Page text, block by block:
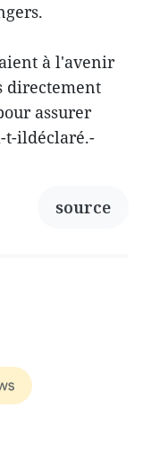
à l'avenir
directement
assurer
t-ildéclaré.-
source